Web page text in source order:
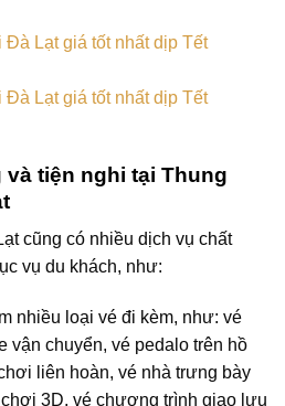
Lạt giá tốt nhất dịp Tết
Lạt giá tốt nhất dịp Tết
tiện nghi tại Thung
cũng có nhiều dịch vụ chất
vụ du khách, như:
nhiều loại vé đi kèm, như: vé
vận chuyển, vé pedalo trên hồ
liên hoàn, vé nhà trưng bày
3D, vé chương trình giao lưu